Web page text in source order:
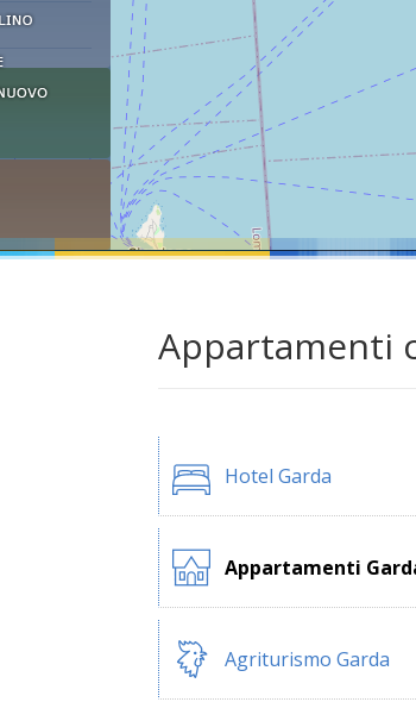
Appartamenti
Hotel Garda
Appartamenti
Agriturismo Garda